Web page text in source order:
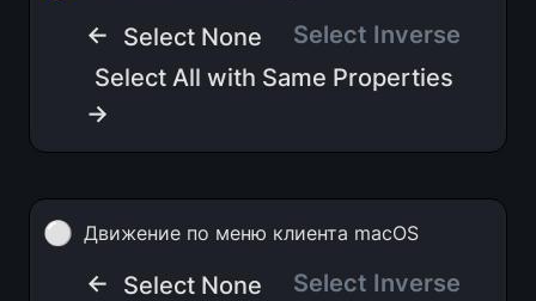
← Select None
Select All with Same Properties
→
⚪ Движение по меню клиента macOS
← Select None
Select Inverse